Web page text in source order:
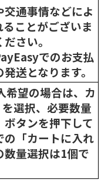
通事情などによ
ことがございま
さい。
でのお支払
送となります。
望の場合は、カ
選択、必要数量
タンを押下して
の「カートに入れ
数量選択は1個で